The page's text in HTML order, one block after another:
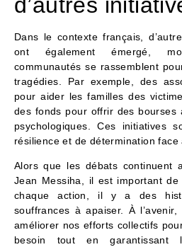
Dans le contexte français,
ont également émergé,
communautés se rassemblent
tragédies. Par exemple, des
pour aider les familles des
des fonds pour offrir des bourses
psychologiques. Ces initiatives
résilience et de détermination face
Alors que les débats continuent
Jean Messiha, il est important
chaque action, il y a des
souffrances à apaiser. À
améliorer nos efforts collectifs
besoin tout en garantissant